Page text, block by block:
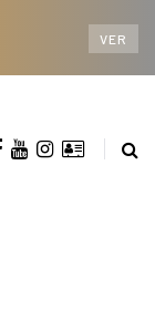
VER